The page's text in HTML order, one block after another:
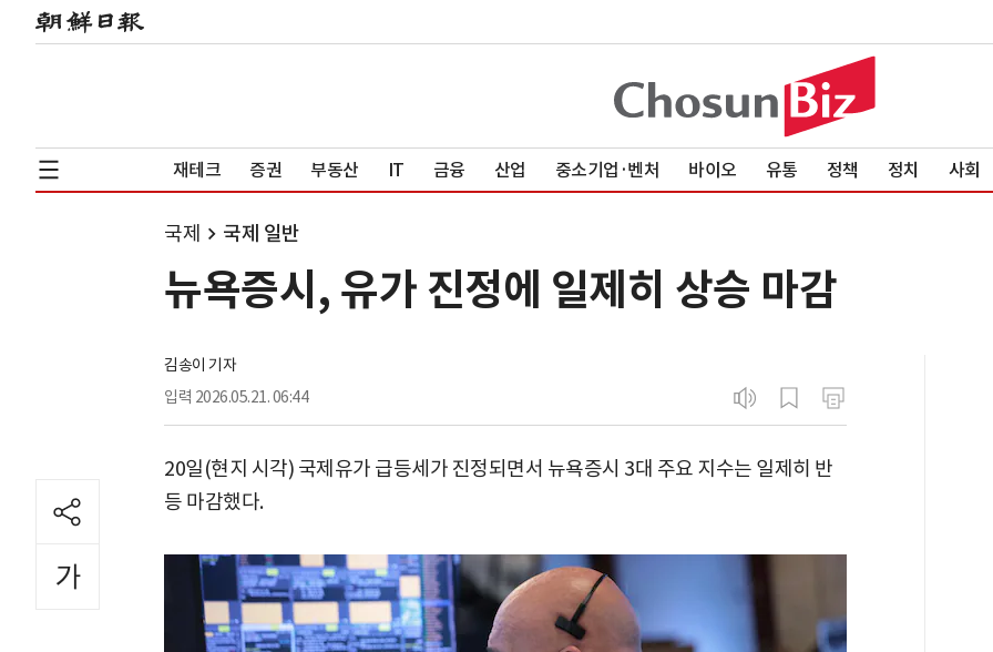
재테크 증권 부동산 IT 금융 산업 중소기업·벤처 바이오 유통 정책 정치 사회
국제 국제 일반
뉴욕증시, 유가 진정에 일제히 상승 마감
김송이 기자
입력 2026.05.21. 06:44
20일(현지 시각) 국제유가 급등세가 진정되면서 뉴욕증시 3대 주요 지수는 일제히 반
등 마감했다.